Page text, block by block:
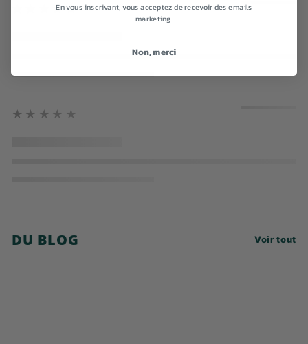
★★★★★
★★★★★
DU BLOG Voir tout
En vous inscrivant, vous acceptez de recevoir des emails
marketing.
Non, merci